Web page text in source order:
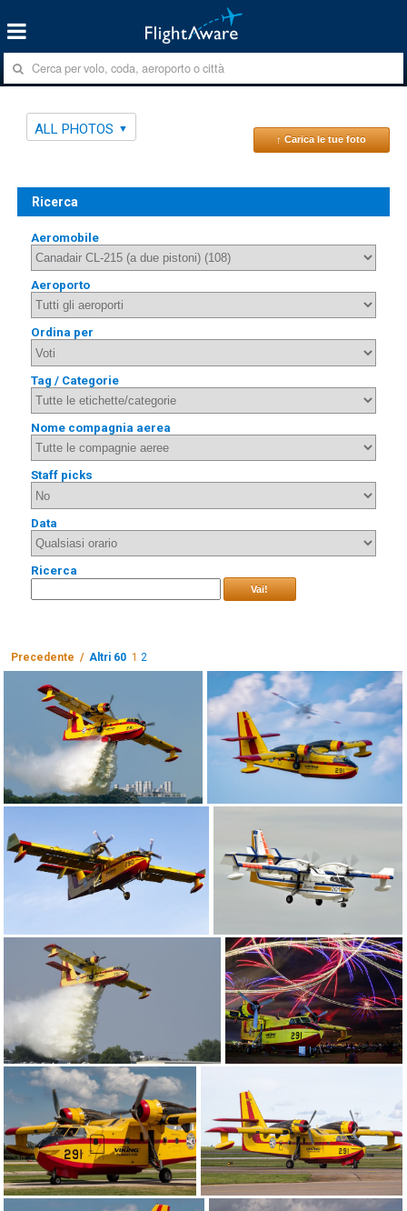
ALL PHOTOS
↑ Carica le tue foto
Ricerca
Aeromobile
Aeroporto
Ordina per
Tag / Categorie
Nome compagnia aerea
Staff picks
Data
Ricerca
Vai!
Precedente / Altri 60 1 2